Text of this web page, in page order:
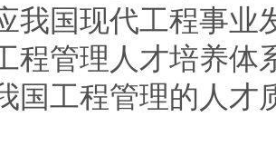
我国现代工程事
程管理人才培养体
国工程管理的人才